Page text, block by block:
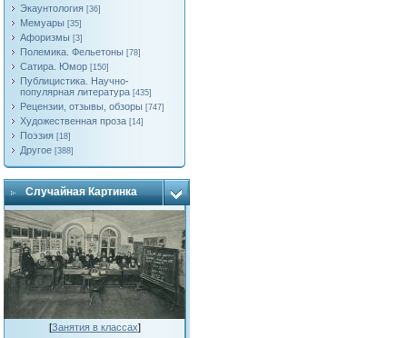
Экаунтология [36]
Мемуары [35]
Афоризмы [3]
Полемика. Фельетоны [78]
Сатира. Юмор [150]
Публицистика. Научно-
популярная литература [435]
Рецензии, отзывы, обзоры [747]
Художественная проза [14]
Поэзия [18]
Другое [388]
Случайная Картинка
[Занятия в классах]